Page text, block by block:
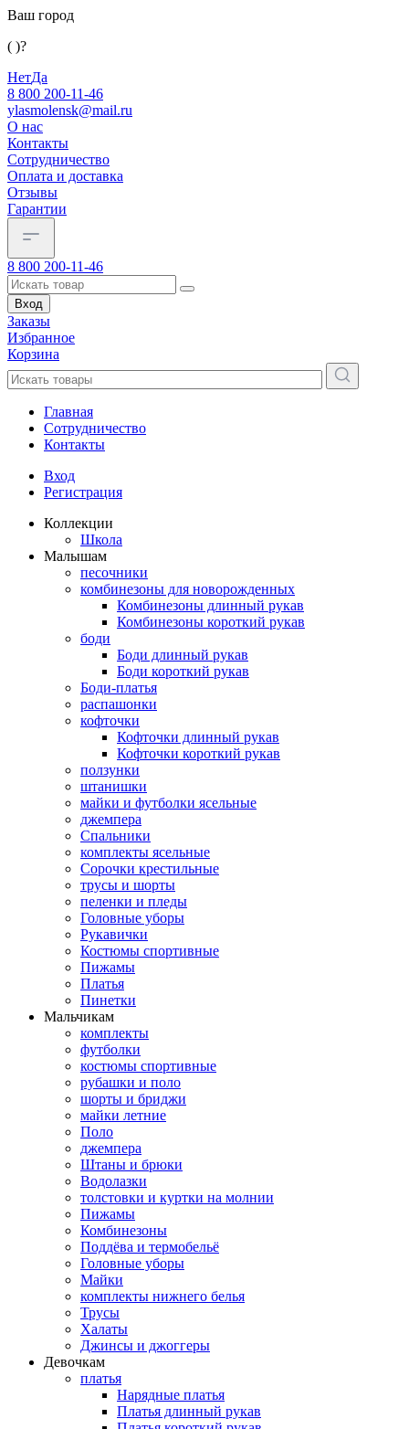
Ваш город
( )?
НетДа
8 800 200-11-46
ylasmolensk@mail.ru
О нас
Контакты
Сотрудничество
Оплата и доставка
Отзывы
Гарантии
8 800 200-11-46
Вход
Заказы
Избранное
Корзина
Главная
Сотрудничество
Контакты
Вход
Регистрация
Коллекции
Школа
Малышам
песочники
комбинезоны для новорожденных
Комбинезоны длинный рукав
Комбинезоны короткий рукав
боди
Боди длинный рукав
Боди короткий рукав
Боди-платья
распашонки
кофточки
Кофточки длинный рукав
Кофточки короткий рукав
ползунки
штанишки
майки и футболки ясельные
джемпера
Спальники
комплекты ясельные
Сорочки крестильные
трусы и шорты
пеленки и пледы
Головные уборы
Рукавички
Костюмы спортивные
Пижамы
Платья
Пинетки
Мальчикам
комплекты
футболки
костюмы спортивные
рубашки и поло
шорты и бриджи
майки летние
Поло
джемпера
Штаны и брюки
Водолазки
толстовки и куртки на молнии
Пижамы
Комбинезоны
Поддёва и термобельё
Головные уборы
Майки
комплекты нижнего белья
Трусы
Халаты
Джинсы и джоггеры
Девочкам
платья
Нарядные платья
Платья длинный рукав